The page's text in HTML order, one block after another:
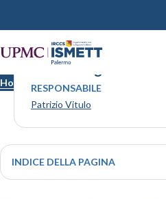
Home Pneumologia
Pneumologia
RESPONSABILE
Patrizio Vitulo
INDICE DELLA PAGINA